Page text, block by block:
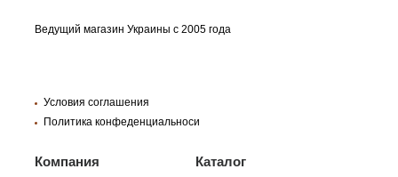
Ведущий магазин Украины с 2005 года
Условия соглашения
Политика конфеденциальноси
Компания Каталог